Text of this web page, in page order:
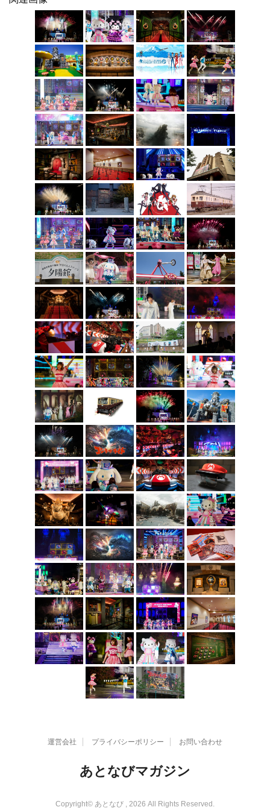
運営会社 プライバシーポリシー お問い合わせ
あとなびマガジン
Copyright© あとなび , 2026 All Rights Reserved.